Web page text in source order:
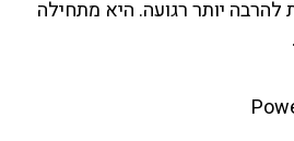
להרבה יותר רגועה. היא מתחילה